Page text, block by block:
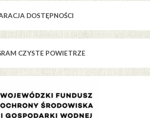
DOSTĘPNOŚCI
CZYSTE POWIETRZE